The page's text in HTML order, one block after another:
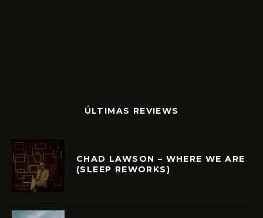
ÚLTIMAS REVIEWS
CHAD LAWSON – WHERE WE ARE
(SLEEP REWORKS)